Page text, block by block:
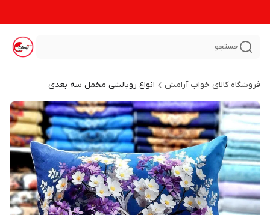
جستجو
فروشگاه کالای خواب آرامش انواع روبالشی مخمل سه بعدی